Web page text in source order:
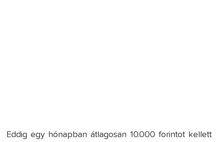
Eddig egy hónapban átlagosan 10.000 forintot kellett